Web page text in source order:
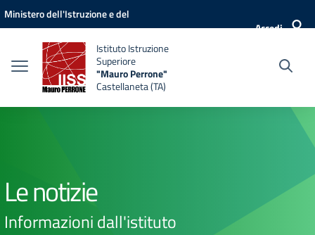
Vai ai contenuti
Vai al menu di navigazione
Vai al footer
Ministero dell'Istruzione e del
Accedi
Istituto Istruzione
Superiore
"Mauro Perrone"
Castellaneta (TA)
Le notizie
Informazioni dall'istituto